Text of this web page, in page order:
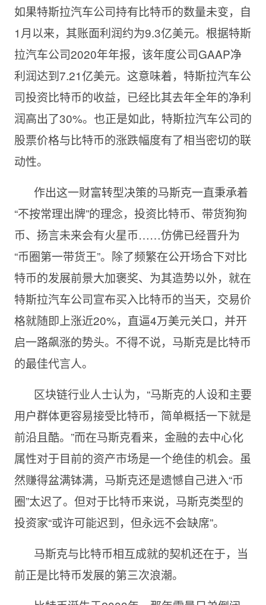
如果特斯拉汽车公司持有比特币的数量未变，自
1月以来，其账面利润约为9.3亿美元。根据特斯
拉汽车公司2020年年报，该年度公司GAAP净
利润达到7.21亿美元。这意味着，特斯拉汽车公
司投资比特币的收益，已经比其去年全年的净利
润高出了30%。也正是如此，特斯拉汽车公司的
股票价格与比特币的涨跌幅度有了相当密切的联
动性。
作出这一财富转型决策的马斯克一直秉承着
“不按常理出牌”的理念，投资比特币、带货狗狗
币、扬言未来会有火星币……仿佛已经晋升为
“币圈第一带货王”。除了频繁在公开场合下对比
特币的发展前景大加褒奖、为其造势以外，就在
特斯拉汽车公司宣布买入比特币的当天，交易价
格就随即上涨近20%，直逼4万美元关口，并开
启一路飙涨的势头。不得不说，马斯克是比特币
的最佳代言人。
区块链行业人士认为，“马斯克的人设和主要
用户群体更容易接受比特币，简单概括一下就是
前沿且酷。”而在马斯克看来，金融的去中心化
属性对于目前的资产市场是一个绝佳的机会。虽
然赚得盆满钵满，马斯克还是遗憾自己进入“币
圈”太迟了。但对于比特币来说，马斯克类型的
投资家“或许可能迟到，但永远不会缺席”。
马斯克与比特币相互成就的契机还在于，当
前正是比特币发展的第三次浪潮。